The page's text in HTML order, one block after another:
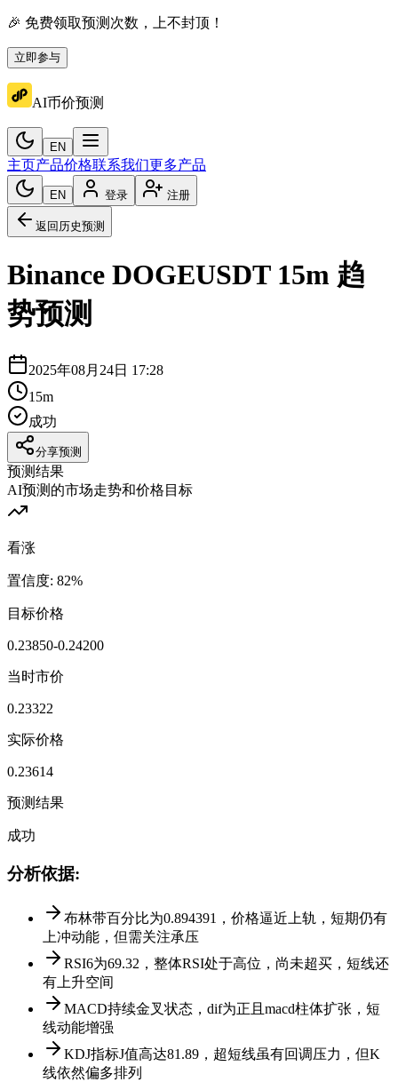
🎉 免费领取预测次数，上不封顶！
立即参与
AI币价预测
EN
主页产品价格联系我们更多产品
EN 登录 注册
返回历史预测
Binance DOGEUSDT 15m 趋
势预测
2025年08月24日 17:28
15m
成功
分享预测
预测结果
AI预测的市场走势和价格目标
看涨
置信度: 82%
目标价格
0.23850-0.24200
当时市价
0.23322
实际价格
0.23614
预测结果
成功
分析依据:
布林带百分比为0.894391，价格逼近上轨，短期仍有
上冲动能，但需关注承压
RSI6为69.32，整体RSI处于高位，尚未超买，短线还
有上升空间
MACD持续金叉状态，dif为正且macd柱体扩张，短
线动能增强
KDJ指标J值高达81.89，超短线虽有回调压力，但K
线依然偏多排列